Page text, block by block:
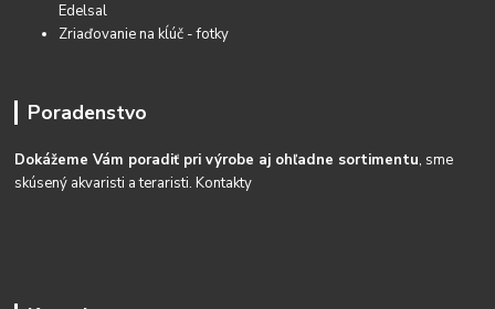
Edelsal
Zriaďovanie na kĺúč - fotky
Poradenstvo
Dokážeme Vám poradiť pri výrobe aj ohľadne sortimentu, sme
skúsený akvaristi a teraristi.Kontakty